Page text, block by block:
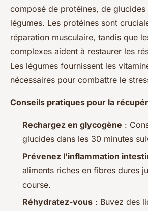
composé de protéines, de
légumes. Les protéines sont
réparation musculaire, tandis que
complexes aident à restaurer les
Les légumes fournissent les
nécessaires pour combattre le
Conseils pratiques pour la
Rechargez en glycogène :
glucides dans les 30 minutes
Prévenez l'inflammation
aliments riches en fibres dures
course.
Réhydratez-vous : Buvez des